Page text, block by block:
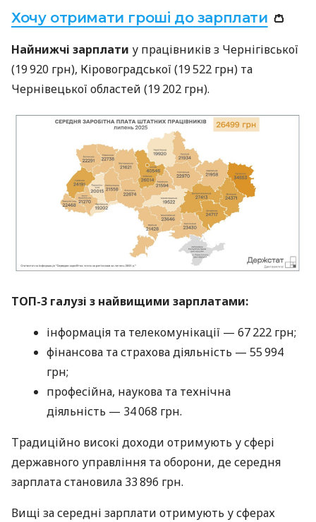
Хочу отримати гроші до зарплати 👛
Найнижчі зарплати у працівників з Чернігівської
(19 920 грн), Кіровоградської (19 522 грн) та
Чернівецької областей (19 202 грн).
ТОП-3 галузі з найвищими зарплатами:
інформація та телекомунікації — 67 222 грн;
фінансова та страхова діяльність — 55 994
грн;
професійна, наукова та технічна
діяльність — 34 068 грн.
Традиційно високі доходи отримують у сфері
державного управління та оборони, де середня
зарплата становила 33 896 грн.
Вищі за середні зарплати отримують у сферах